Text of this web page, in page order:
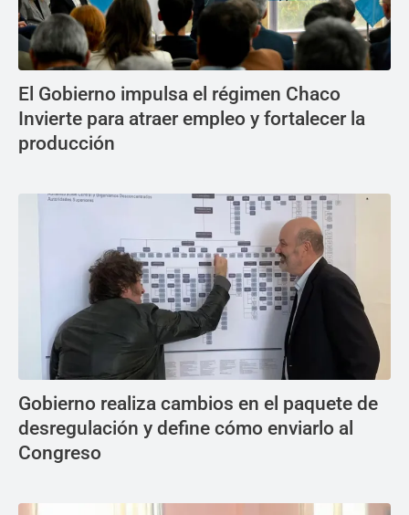
El Gobierno impulsa el régimen Chaco
Invierte para atraer empleo y fortalecer la
producción
Gobierno realiza cambios en el paquete de
desregulación y define cómo enviarlo al
Congreso